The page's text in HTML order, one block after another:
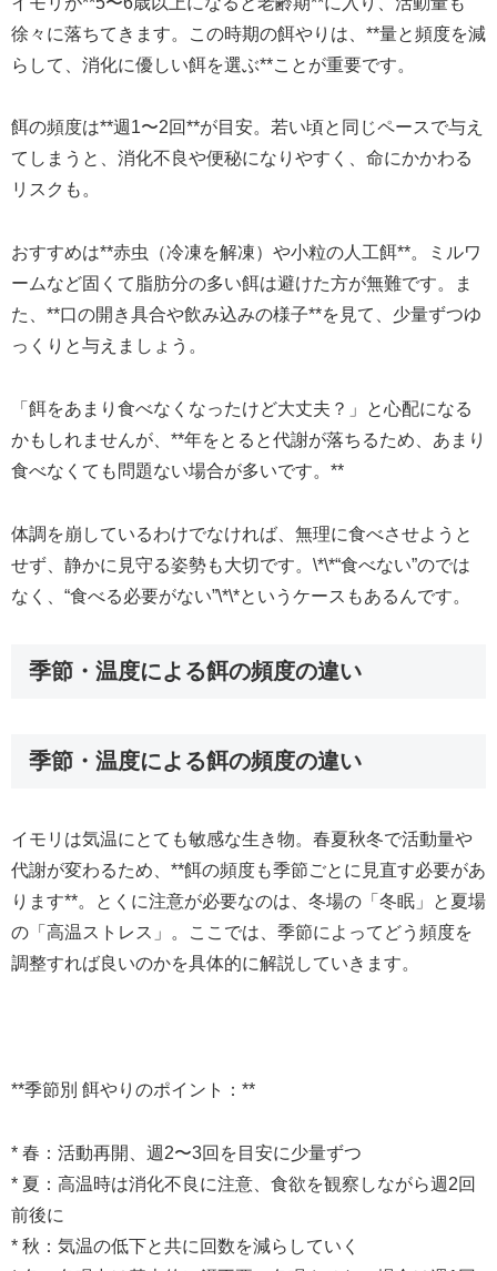
徐々に落ちてきます。この時期の餌やりは、**量と頻度を減
らして、消化に優しい餌を選ぶ**ことが重要です。
餌の頻度は**週1〜2回**が目安。若い頃と同じペースで与え
てしまうと、消化不良や便秘になりやすく、命にかかわる
リスクも。
おすすめは**赤虫（冷凍を解凍）や小粒の人工餌**。ミルワ
ームなど固くて脂肪分の多い餌は避けた方が無難です。ま
た、**口の開き具合や飲み込みの様子**を見て、少量ずつゆ
っくりと与えましょう。
「餌をあまり食べなくなったけど大丈夫？」と心配になる
かもしれませんが、**年をとると代謝が落ちるため、あまり
食べなくても問題ない場合が多いです。**
体調を崩しているわけでなければ、無理に食べさせようと
せず、静かに見守る姿勢も大切です。\*\*“食べない”のでは
なく、“食べる必要がない”\*\*というケースもあるんです。
季節・温度による餌の頻度の違い
季節・温度による餌の頻度の違い
イモリは気温にとても敏感な生き物。春夏秋冬で活動量や
代謝が変わるため、**餌の頻度も季節ごとに見直す必要があ
ります**。とくに注意が必要なのは、冬場の「冬眠」と夏場
の「高温ストレス」。ここでは、季節によってどう頻度を
調整すれば良いのかを具体的に解説していきます。
**季節別 餌やりのポイント：**
* 春：活動再開、週2〜3回を目安に少量ずつ
* 夏：高温時は消化不良に注意、食欲を観察しながら週2回
前後に
* 秋：気温の低下と共に回数を減らしていく